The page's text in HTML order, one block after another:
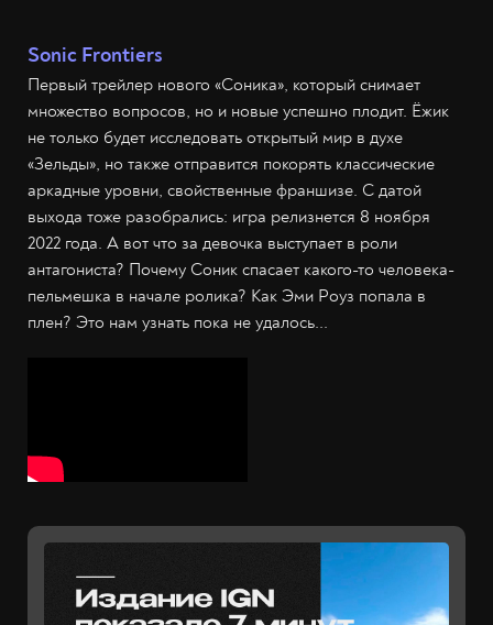
Sonic Frontiers
Первый трейлер нового «Соника», который снимает
множество вопросов, но и новые успешно плодит. Ёжик
не только будет исследовать открытый мир в духе
«Зельды», но также отправится покорять классические
аркадные уровни, свойственные франшизе. С датой
выхода тоже разобрались: игра релизнется 8 ноября
2022 года. А вот что за девочка выступает в роли
антагониста? Почему Соник спасает какого-то человека-
пельмешка в начале ролика? Как Эми Роуз попала в
плен? Это нам узнать пока не удалось...